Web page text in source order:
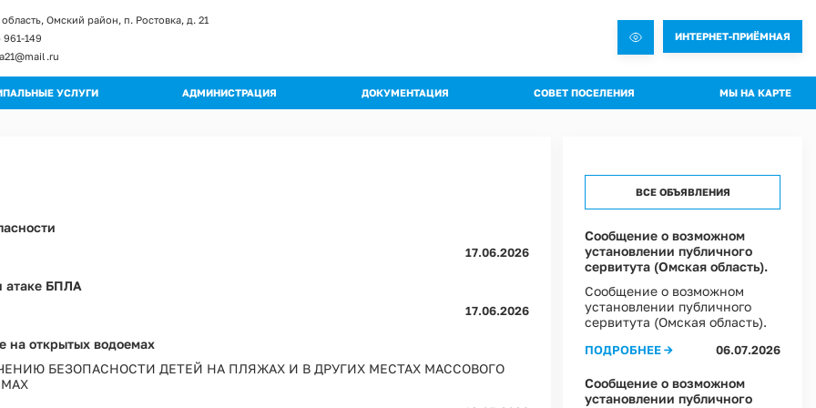
Омский район, п. Ростовка, д. 21
961-149
ИНТЕРНЕТ-ПРИЁМНАЯ
УСЛУГИ АДМИНИСТРАЦИЯ
Перечень мероприятий по улучшению условий охраны труда в Администрации Ростовкинского сельского поселения
Перечень мероприятий по улучшению условий охраны труда в МКУ "Хозяйственное управление Администрации"
ДОКУМЕНТАЦИЯ
Муниципальное имущество
Оценка эффективности муниципальных программ
СОВЕТ ПОСЕЛЕНИЯ
Проекты Решений совета
Информация о текущей деятельности Совета
МЫ НА КАРТЕ
17.06.2026
атаке БПЛА
17.06.2026
на открытых водоемах
БЕЗОПАСНОСТИ ДЕТЕЙ НА ПЛЯЖАХ И В ДРУГИХ МЕСТАХ МАССОВОГО
ВСЕ ОБЪЯВЛЕНИЯ
Сообщение о возможном
установлении публичного
сервитута (Омская область).
Сообщение о возможном
установлении публичного
сервитута (Омская область).
ПОДРОБНЕЕ → 06.07.2026
Сообщение о возможном
установлении публичного